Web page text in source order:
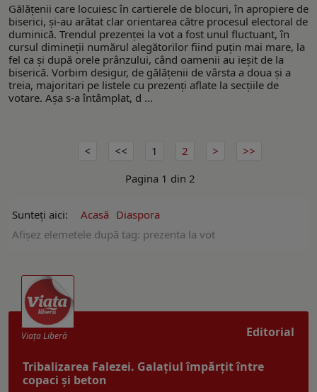
Gălățenii care locuiesc în cartierele de blocuri, în apropiere de
biserici, și-au arătat clar orientarea către procesul electoral de
duminică. Trendul prezenței la vot a fost unul fluctuant, în
cursul dimineții numărul alegătorilor fiind puțin mai mare, la
fel ca și după orele prânzului, când oamenii au ieșit de la
biserică. Vorbim desigur, de gălățenii de vârsta a doua și a
treia, majoritari pe listele cu prezenți aflate la secțiile de
votare. Așa s-a întâmplat, d ...
1
2
Pagina 1 din 2
Sunteți aici: Acasă Diaspora
Afişez elemetele după tag: prezenta la vot
Editorial
Viaţa Liberă
Tribalizarea Falezei. Galațiul împărțit între
copaci și beton